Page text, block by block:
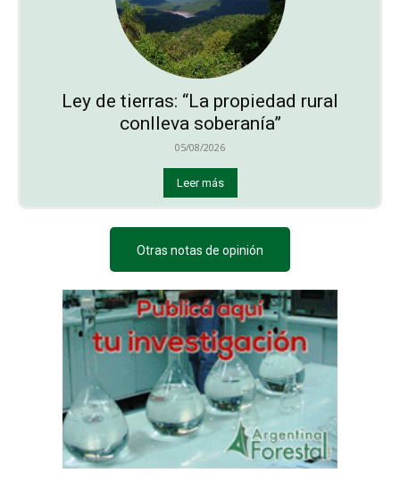
Ley de tierras: “La propiedad rural
conlleva soberanía”
05/08/2026
Leer más
Otras notas de opinión